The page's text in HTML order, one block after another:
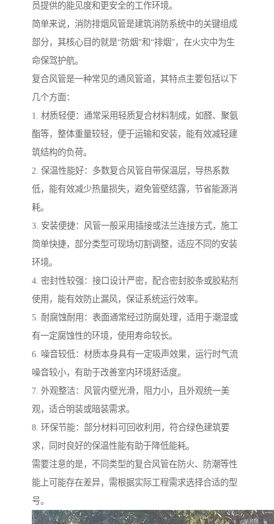
员提供的能见度和更安全的工作环境。
简单来说，消防排烟风管是建筑消防系统中的关键组成
部分，其核心目的就是“防烟”和“排烟”，在火灾中为生
命保驾护航。
复合风管是一种常见的通风管道，其特点主要包括以下
几个方面：
1. 材质轻便：通常采用轻质复合材料制成，如醛、聚氨
酯等，整体重量较轻，便于运输和安装，能有效减轻建
筑结构的负荷。
2. 保温性能好：多数复合风管自带保温层，导热系数
低，能有效减少热量损失，避免管壁结露，节省能源消
耗。
3. 安装便捷：风管一般采用插接或法兰连接方式，施工
简单快捷，部分类型可现场切割调整，适应不同的安装
环境。
4. 密封性较强：接口设计严密，配合密封胶条或胶粘剂
使用，能有效防止漏风，保证系统运行效率。
5. 耐腐蚀耐用：表面通常经过防腐处理，适用于潮湿或
有一定腐蚀性的环境，使用寿命较长。
6. 噪音较低：材质本身具有一定吸声效果，运行时气流
噪音较小，有助于改善室内环境舒适度。
7. 外观整洁：风管内壁光滑，阻力小，且外观统一美
观，适合明装或暗装需求。
8. 环保节能：部分材料可回收利用，符合绿色建筑要
求，同时良好的保温性能有助于降低能耗。
需要注意的是，不同类型的复合风管在防火、防潮等性
能上可能存在差异，需根据实际工程需求选择合适的型
号。